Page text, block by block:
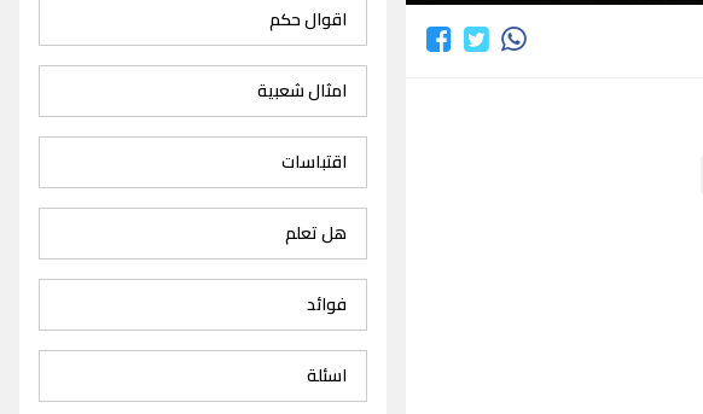
اقوال حكم
امثال شعبية
اقتباسات
هل تعلم
فوائد
اسئلة